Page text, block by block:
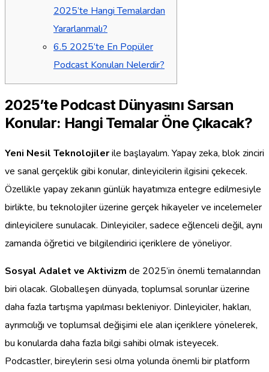
2025’te Hangi Temalardan
Yararlanmalı?
6.5 2025’te En Popüler
Podcast Konuları Nelerdir?
2025’te Podcast Dünyasını Sarsan
Konular: Hangi Temalar Öne Çıkacak?
Yeni Nesil Teknolojilerile başlayalım. Yapay zeka, blok zinciri
ve sanal gerçeklik gibi konular, dinleyicilerin ilgisini çekecek.
Özellikle yapay zekanın günlük hayatımıza entegre edilmesiyle
birlikte, bu teknolojiler üzerine gerçek hikayeler ve incelemeler
dinleyicilere sunulacak. Dinleyiciler, sadece eğlenceli değil, aynı
zamanda öğretici ve bilgilendirici içeriklere de yöneliyor.
Sosyal Adalet ve Aktivizm de 2025’in önemli temalarından
biri olacak. Globalleşen dünyada, toplumsal sorunlar üzerine
daha fazla tartışma yapılması bekleniyor. Dinleyiciler, hakları,
ayrımcılığı ve toplumsal değişimi ele alan içeriklere yönelerek,
bu konularda daha fazla bilgi sahibi olmak isteyecek.
Podcastler, bireylerin sesi olma yolunda önemli bir platform